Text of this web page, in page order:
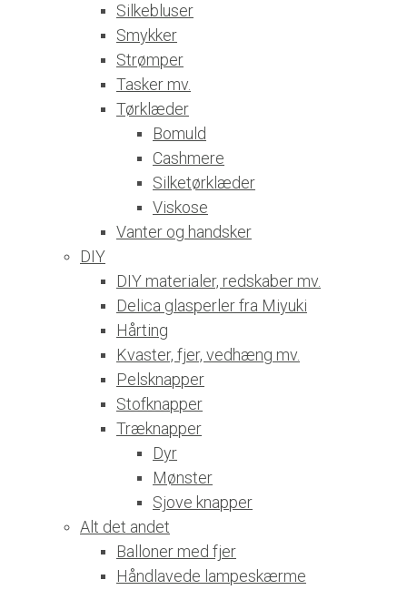
Silkebluser
Smykker
Strømper
Tasker mv.
Tørklæder
Bomuld
Cashmere
Silketørklæder
Viskose
Vanter og handsker
DIY
DIY materialer, redskaber mv.
Delica glasperler fra Miyuki
Hårting
Kvaster, fjer, vedhæng mv.
Pelsknapper
Stofknapper
Træknapper
Dyr
Mønster
Sjove knapper
Alt det andet
Balloner med fjer
Håndlavede lampeskærme